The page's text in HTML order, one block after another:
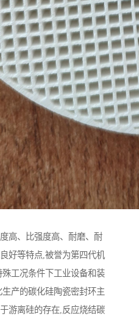
高、比强度高、耐磨、耐
好等特点,被誉为第四代机
工况条件下工业设备和装
产的碳化硅陶瓷密封环主
游离硅的存在,反应烧结碳